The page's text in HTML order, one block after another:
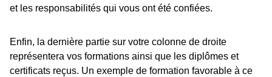
et les responsabilités qui vous ont été confiées.
Enfin, la dernière partie sur votre colonne de droite
représentera vos formations ainsi que les diplômes et
certificats reçus. Un exemple de formation favorable à ce